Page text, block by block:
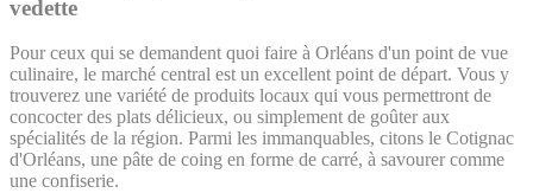
vedette
Pour ceux qui se demandent quoi faire à Orléans d'un point de vue
culinaire, le marché central est un excellent point de départ. Vous y
trouverez une variété de produits locaux qui vous permettront de
concocter des plats délicieux, ou simplement de goûter aux
spécialités de la région. Parmi les immanquables, citons le Cotignac
d'Orléans, une pâte de coing en forme de carré, à savourer comme
une confiserie.